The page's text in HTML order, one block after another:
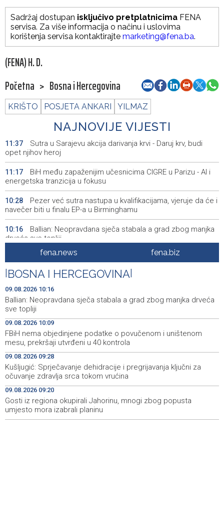
Sadržaj dostupan isključivo pretplatnicima FENA
servisa. Za više informacija o načinu i uslovima
korištenja servisa kontaktirajte marketing@fena.ba.
(FENA) H. D.
Početna > Bosna i Hercegovina
KRIŠTO POSJETA ANKARI YILMAZ
NAJNOVIJE VIJESTI
11:37
Sutra u Sarajevu akcija darivanja krvi - Daruj krv, budi
opet njihov heroj
11:17
BiH među zapaženijim učesnicima CIGRE u Parizu - AI i
energetska tranzicija u fokusu
10:28
Pezer već sutra nastupa u kvalifikacijama, vjeruje da će i
navečer biti u finalu EP-a u Birminghamu
10:16
Ballian: Neopravdana sječa stabala a grad zbog manjka
drveća sve topliji
FBiH nema objedinjene podatke o povučenom i
uništenom mesu, prekršaji utvrđeni u 40 kontrola
10:03
Marija Šerifović pred više hiljada posjetitelja na Piroti
zatvorila 'Dane dijaspore 2026' u Travniku
Kušljugić: Sprječavanje dehidracije i pregrijavanja ključni
za očuvanje zdravlja srca tokom vrućina
09:27
U jami 'Raspotočje' petu noć prenoćilo devet zeničkih
rudara
09:20
Gosti iz regiona okupirali Jahorinu, mnogi zbog popusta
umjesto mora izabrali planinu
09:17
Požar kod Konjica lokaliziran, vatrogasci i dalje na
terenu
fena.news fena.biz
BOSNA I HERCEGOVINA
09.08.2026 10:16
Ballian: Neopravdana sječa stabala a grad zbog manjka drveća
sve topliji
09.08.2026 10:09
FBiH nema objedinjene podatke o povučenom i uništenom
mesu, prekršaji utvrđeni u 40 kontrola
09.08.2026 09:28
Kušljugić: Sprječavanje dehidracije i pregrijavanja ključni za
očuvanje zdravlja srca tokom vrućina
09.08.2026 09:20
Gosti iz regiona okupirali Jahorinu, mnogi zbog popusta
umjesto mora izabrali planinu